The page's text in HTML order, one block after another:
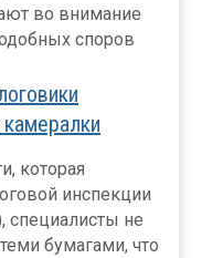
во внимание
споров
которая
инспекции
специалисты не
бумагами, что